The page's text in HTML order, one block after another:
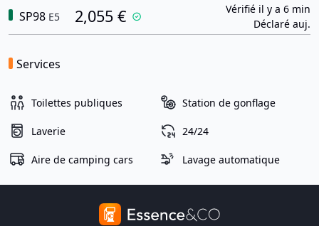
SP98 E5 2,055 €
Vérifié il y a 6 min
Déclaré auj.
Services
Toilettes publiques Station de gonflage
Laverie 24/24
Aire de camping cars Lavage automatique